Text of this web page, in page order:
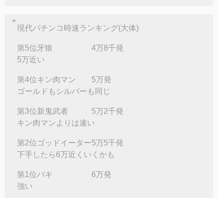
現代パチンコ時速ランキング(大体)
第5位牙狼 4万8千発
5万近い
第4位キン肉マン 5万発
ゴールドもシルバーも同じ
第3位新鬼武者 5万2千発
キン肉マンよりは速い
第2位ゴッドイーター5万5千発
下手したら6万近くいくかも
第1位バキ 6万発
強い